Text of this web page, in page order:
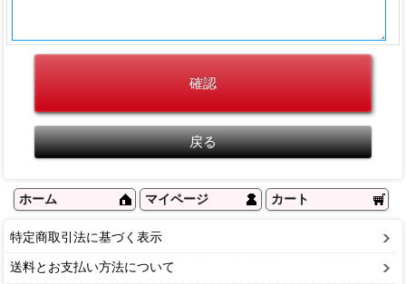
ホーム マイページ カート
特定商取引法に基づく表示
送料とお支払い方法について